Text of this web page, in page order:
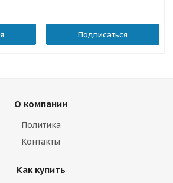
Подписаться
О компании
Политика
Контакты
Как купить